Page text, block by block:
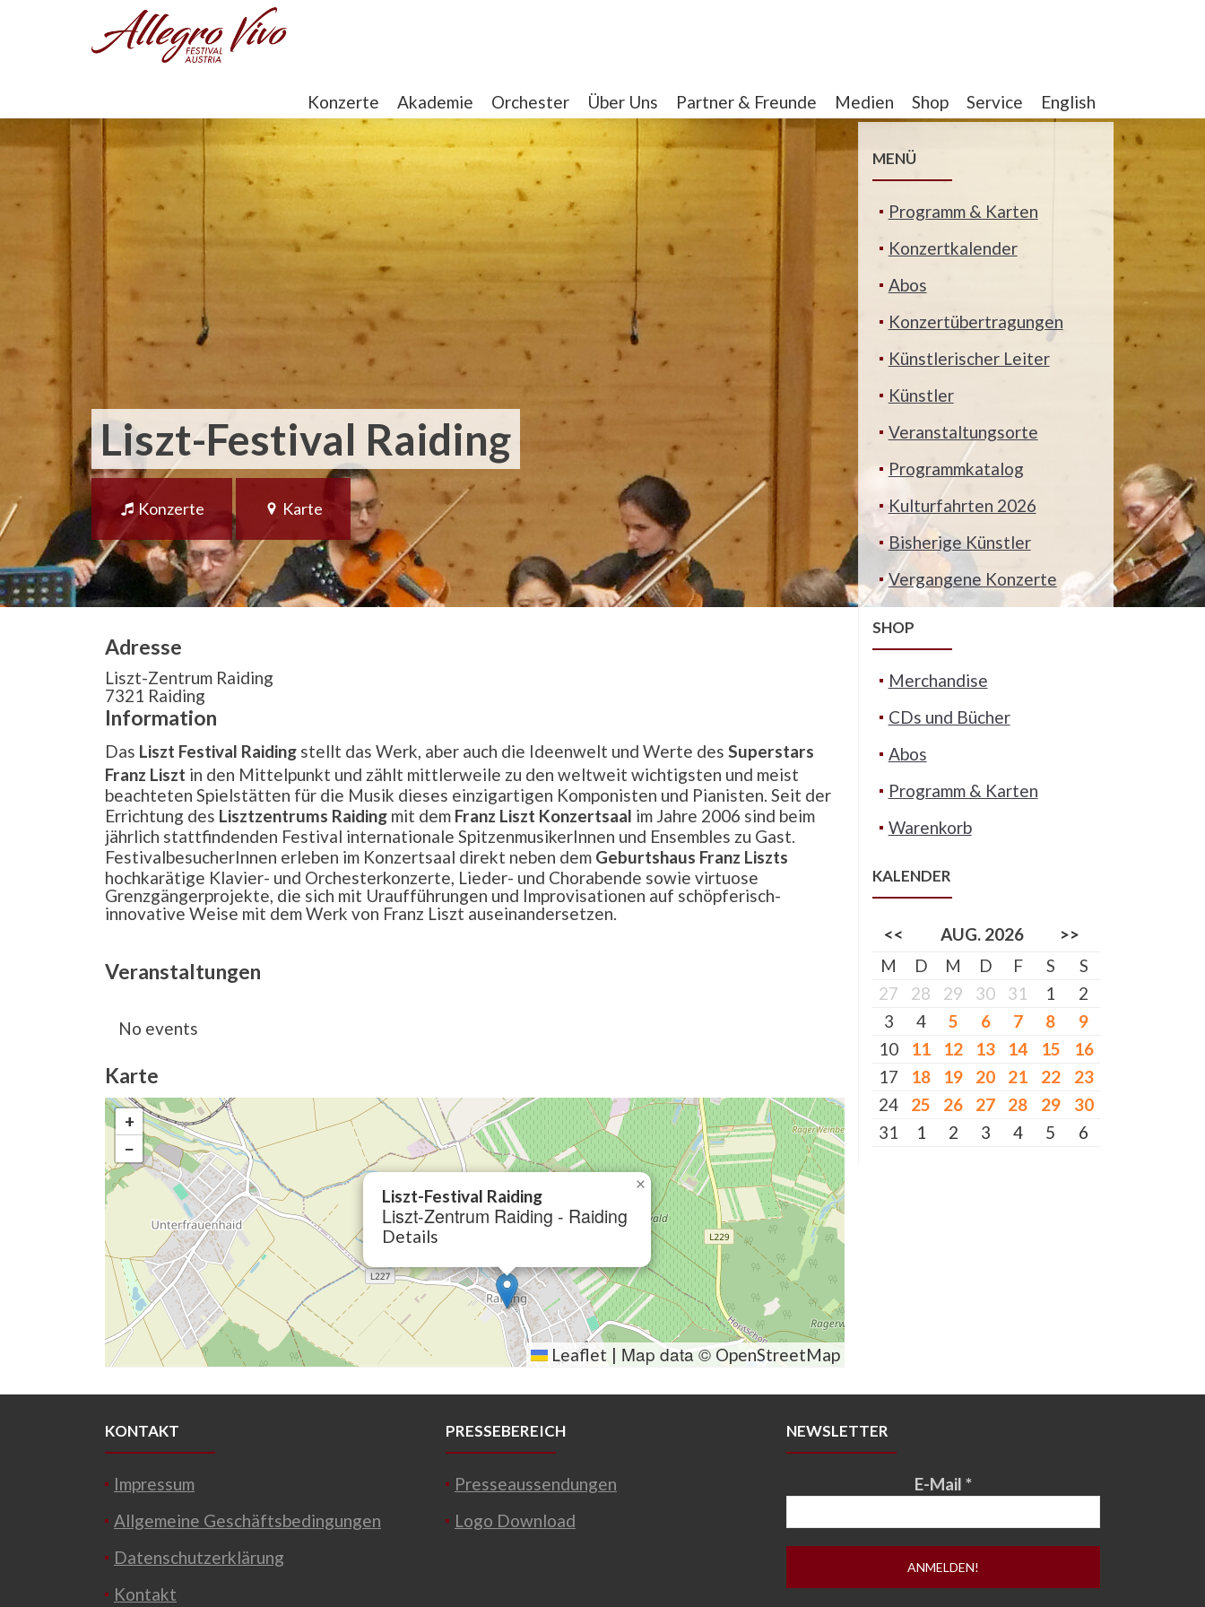
Konzerte Akademie Orchester Über Uns Partner & Freunde Medien Shop Service English
Liszt-Festival Raiding
Konzerte Karte
Adresse
Liszt-Zentrum Raiding
7321 Raiding
Information
Das Liszt Festival Raiding stellt das Werk, aber auch die Ideenwelt und Werte des Superstars
Franz Liszt in den Mittelpunkt und zählt mittlerweile zu den weltweit wichtigsten und meist
beachteten Spielstätten für die Musik dieses einzigartigen Komponisten und Pianisten. Seit der
Errichtung des Lisztzentrums Raiding mit dem Franz Liszt Konzertsaal im Jahre 2006 sind beim
jährlich stattfindenden Festival internationale SpitzenmusikerInnen und Ensembles zu Gast.
FestivalbesucherInnen erleben im Konzertsaal direkt neben dem Geburtshaus Franz Liszts
hochkarätige Klavier- und Orchesterkonzerte, Lieder- und Chorabende sowie virtuose
Grenzgängerprojekte, die sich mit Uraufführungen und Improvisationen auf schöpferisch-
innovative Weise mit dem Werk von Franz Liszt auseinandersetzen.
Veranstaltungen
No events
Karte
Liszt-Festival Raiding
Liszt-Zentrum Raiding - Raiding
Details
×
+
−
Leaflet | Map data © OpenStreetMap
MENÜ
Programm & Karten
Konzertkalender
Abos
Konzertübertragungen
Künstlerischer Leiter
Künstler
Veranstaltungsorte
Programmkatalog
Kulturfahrten 2026
Bisherige Künstler
Vergangene Konzerte
SHOP
Merchandise
CDs und Bücher
Abos
Programm & Karten
Warenkorb
KALENDER
<< AUG. 2026
>>
M
D M D F S
S
27
28 29 30 31 1
2
3
4 5 6 7 8
9
10
11 12 13 14 15
16
17
18 19 20 21 22
23
24
25 26 27 28 29
30
31
1 2 3 4 5 6
KONTAKT
Impressum
Allgemeine Geschäftsbedingungen
Datenschutzerklärung
Kontakt
PRESSEBEREICH
Presseaussendungen
Logo Download
NEWSLETTER
E-Mail *